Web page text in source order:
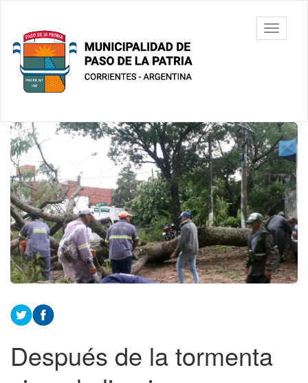
contenido
principal
Municipalidad
de Paso De
La Patria
barra
Contenido
principal
Después de la tormenta